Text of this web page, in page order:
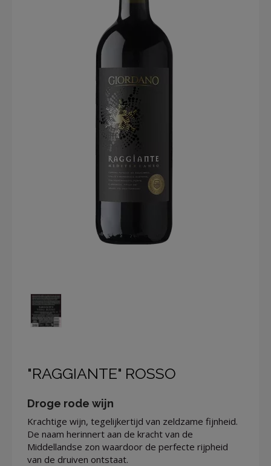
"RAGGIANTE" ROSSO
Droge rode wijn
Krachtige wijn, tegelijkertijd van zeldzame fijnheid.
De naam herinnert aan de kracht van de
Middellandse zon waardoor de perfecte rijpheid
van de druiven ontstaat.